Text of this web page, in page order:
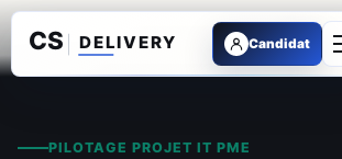
Candidat
PILOTAGE PROJET IT PME